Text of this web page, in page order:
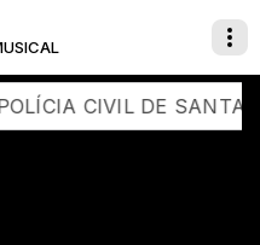
Heart
CIVIL DE SANTA